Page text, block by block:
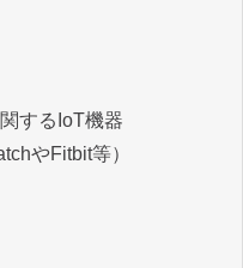
するIoT機器
やFitbit等）